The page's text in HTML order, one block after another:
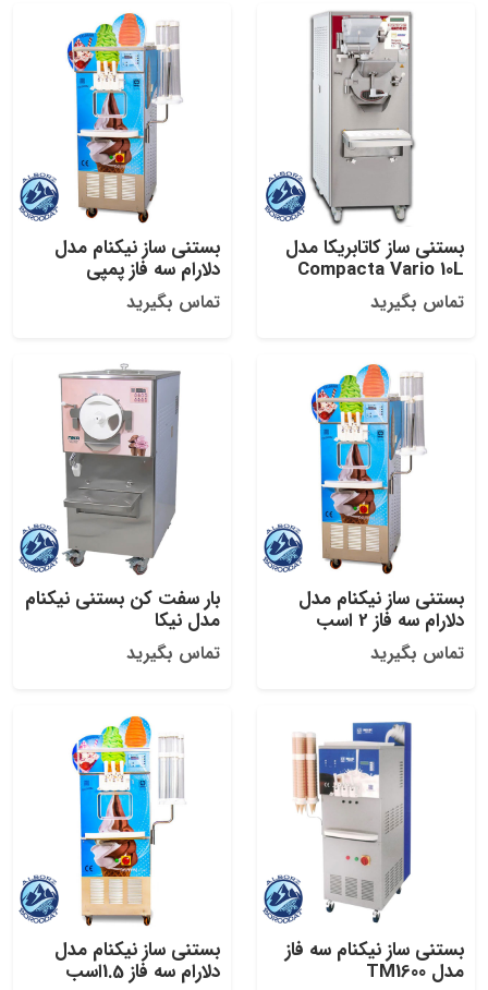
بستنی ساز کاتابریکا مدل
Compacta Vario 10L
تماس بگیرید
بستنی ساز نیکنام مدل
دلارام سه فاز پمپی
تماس بگیرید
بستنی ساز نیکنام مدل
دلارام سه فاز 2 اسب
تماس بگیرید
بار سفت کن بستنی نیکنام
مدل نیکا
تماس بگیرید
بستنی ساز نیکنام سه فاز
مدل TM1600
بستنی ساز نیکنام مدل
دلارام سه فاز 1.5اسب